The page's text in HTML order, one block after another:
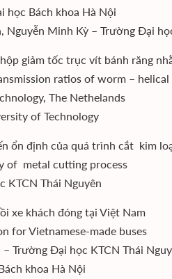
học Bách khoa Hà Nội
Nguyễn Minh Kỳ – Trường Đại
giảm tốc trục vít bánh răng
ratios of worm –
The Nethelands
of Technology
ổn định của quá trình cắt kim
of metal cutting process
KTCN Thái Nguyên
xe khách đóng tại Việt Nam
for Vietnamese-made buses
Trường Đại học KTCN Thái
khoa Hà Nội